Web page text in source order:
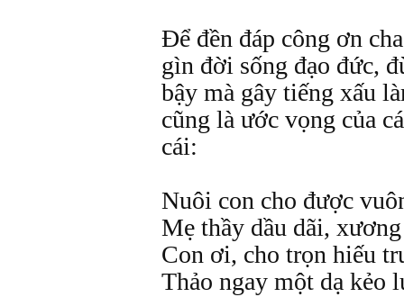
Để đền đáp công ơn
gìn đời sống đạo đức,
bậy mà gây tiếng xấu
cũng là ước vọng của
cái:
Nuôi con cho được
Mẹ thầy dầu dãi,
Con ơi, cho trọn hiếu
Thảo ngay một dạ kẻo